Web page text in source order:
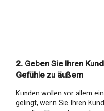
2. Geben Sie Ihren
Gefühle zu äußern
Kunden wollen vor allem
gelingt, wenn Sie Ihren